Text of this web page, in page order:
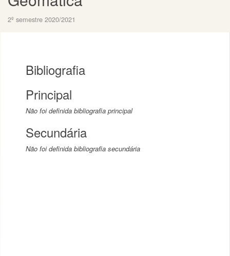
2º semestre 2020/2021
Bibliografia
Principal
Não foi definida bibliografia principal
Secundária
Não foi definida bibliografia secundária